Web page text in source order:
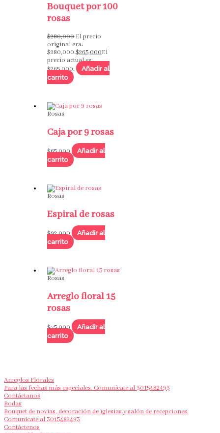
Bouquet por 100
rosas
$280,000 El precio
original era:
$280,000.$265,000El
precio actual es:
$265,000.
Añadir al
carrito
Rosas
Caja por 9 rosas
$65,000
Añadir al
carrito
Rosas
Espiral de rosas
$92,000
Añadir al
carrito
Rosas
Arreglo floral 15
rosas
$75,000
Añadir al
carrito
Arreglos Florales
Para las fechas más especiales. Comunícate al 3015482493
Contáctanos
Bodas
Bouquet de novias, decoración de iglesias y salón de recepciones.
Comunícate al 3015482493
Contáctenos